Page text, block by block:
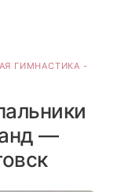
ГИМНАСТИКА -
—